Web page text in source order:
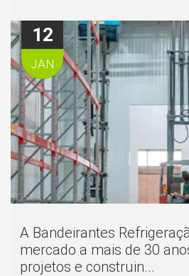
12
JAN
A Bandeirantes
mercado a mais de 30
projetos e construin...